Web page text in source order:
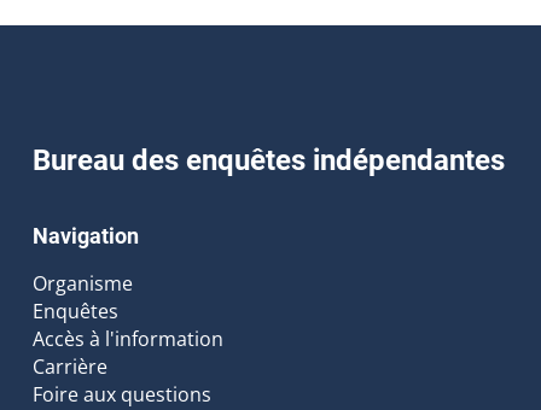
Bureau des enquêtes indépendantes
Navigation
Organisme
Enquêtes
Accès à l'information
Carrière
Foire aux questions